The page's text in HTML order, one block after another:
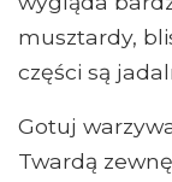
musztardy,
części są
Gotuj
Twardą